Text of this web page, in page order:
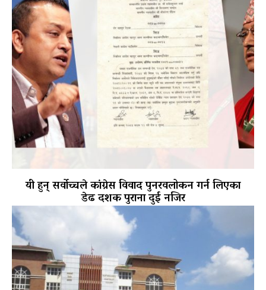
यी हुन् सर्वोच्चले कांग्रेस विवाद पुनरवलोकन गर्न लिएका
डेढ दशक पुराना दुई नजिर